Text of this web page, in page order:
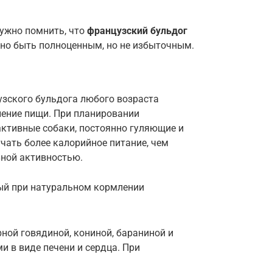
помнить, что французский бульдог
быть полноценным, но не избыточным.
бульдога любого возраста
пищи. При планировании
собаки, постоянно гуляющие и
более калорийное питание, чем
активностью.
при натуральном кормлении
говядиной, кониной, бараниной и
в виде печени и сердца. При